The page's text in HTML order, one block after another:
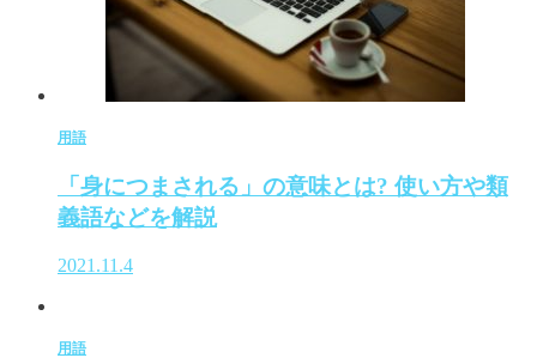
用語
「身につまされる」の意味とは? 使い方や類
義語などを解説
2021.11.4
用語